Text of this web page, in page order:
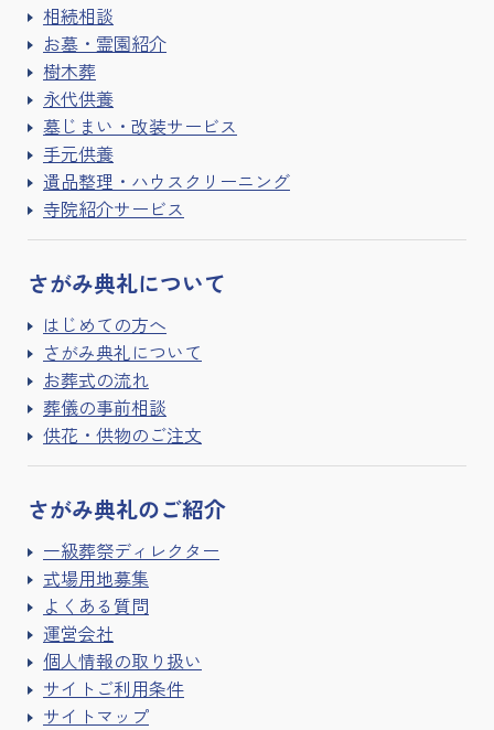
相続相談
お墓・霊園紹介
樹木葬
永代供養
墓じまい・改装サービス
手元供養
遺品整理・ハウスクリーニング
寺院紹介サービス
さがみ典礼について
はじめての方へ
さがみ典礼について
お葬式の流れ
葬儀の事前相談
供花・供物のご注文
さがみ典礼のご紹介
一級葬祭ディレクター
式場用地募集
よくある質問
運営会社
個人情報の取り扱い
サイトご利用条件
サイトマップ